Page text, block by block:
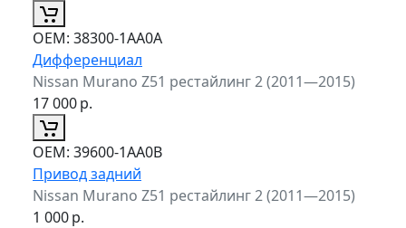
ОЕМ: 38300-1AA0A
Дифференциал
Nissan Murano Z51 рестайлинг 2 (2011—2015)
17 000р.
ОЕМ: 39600-1AA0B
Привод задний
Nissan Murano Z51 рестайлинг 2 (2011—2015)
1 000р.